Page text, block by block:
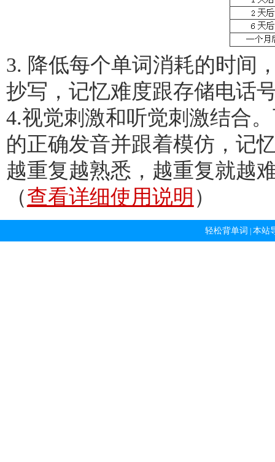
3. 降低每个单词消耗的时间
抄写，记忆难度跟存储电话
4.视觉刺激和听觉刺激结合
的正确发音并跟着模仿，记
越重复越熟悉，越重复就越
（查看详细使用说明 ）
轻松背单词 本站